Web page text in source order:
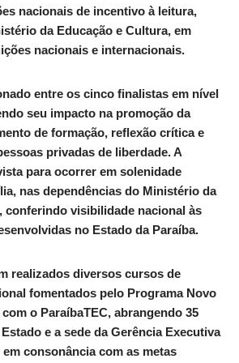
nacionais de incentivo à leitura,
da Educação e Cultura, em
nacionais e internacionais.
entre os cinco finalistas em nível
seu impacto na promoção da
de formação, reflexão crítica e
privadas de liberdade. A
para ocorrer em solenidade
nas dependências do Ministério da
conferindo visibilidade nacional às
no Estado da Paraíba.
realizados diversos cursos de
fomentados pelo Programa Novo
o ParaíbaTEC, abrangendo 35
e a sede da Gerência Executiva
consonância com as metas